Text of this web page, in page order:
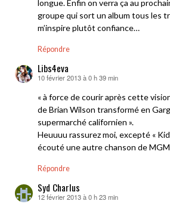
longue. Enfin on verra ça au
groupe qui sort un album tous les
m’inspire plutôt confiance…
Répondre
Libs4eva
dit :
10 février 2013 à 0 h 39 min
« à force de courir après cette
de Brian Wilson transformé en
supermarché californien ».
Heuuuu rassurez moi, excepté «
écouté une autre chanson de
Répondre
Syd Charlus
dit :
12 février 2013 à 0 h 23 min